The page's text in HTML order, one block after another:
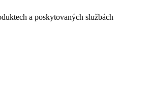
a poskytovaných službách